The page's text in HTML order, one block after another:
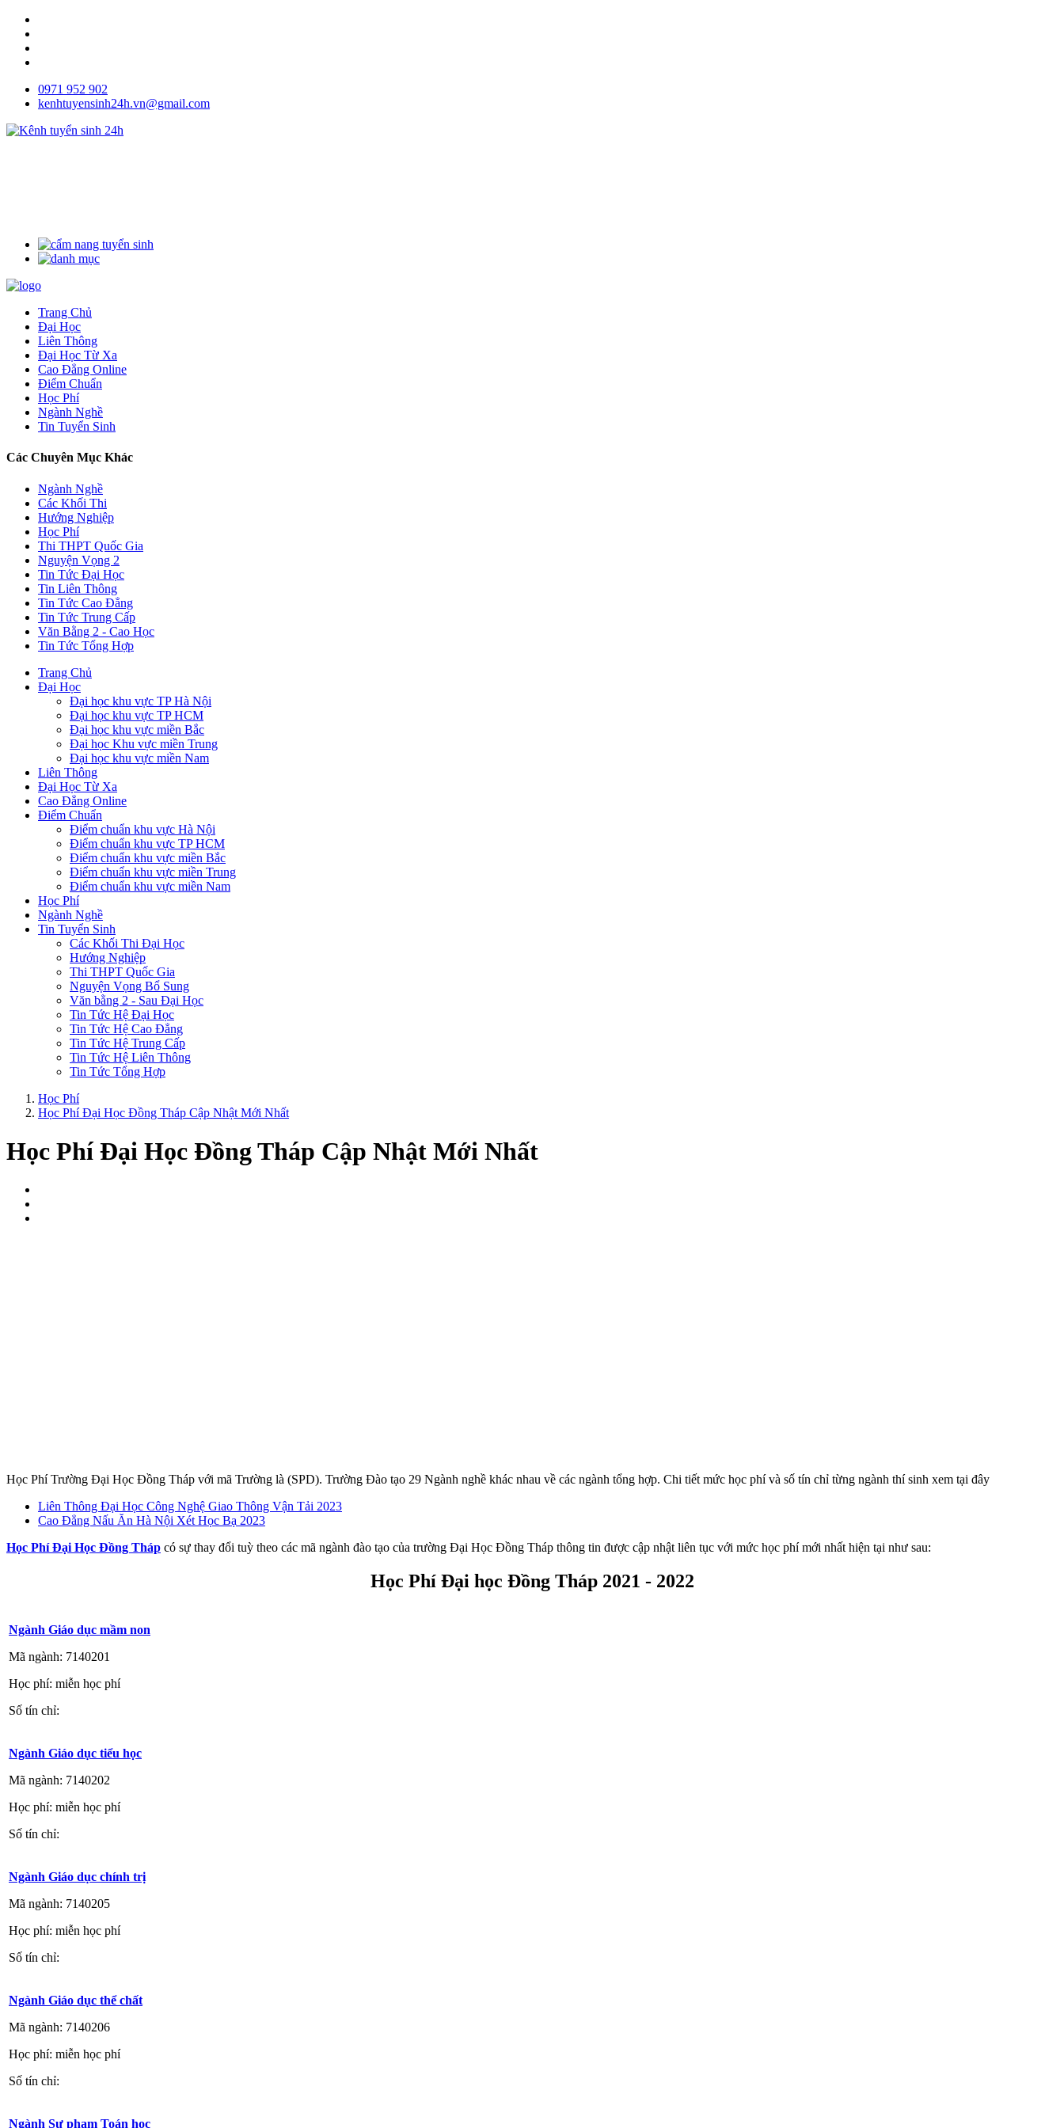
0971 952 902
kenhtuyensinh24h.vn@gmail.com
Trang Chủ
Đại Học
Liên Thông
Đại Học Từ Xa
Cao Đẳng Online
Điểm Chuẩn
Học Phí
Ngành Nghề
Tin Tuyển Sinh
Các Chuyên Mục Khác
Ngành Nghề
Các Khối Thi
Hướng Nghiệp
Học Phí
Thi THPT Quốc Gia
Nguyện Vọng 2
Tin Tức Đại Học
Tin Liên Thông
Tin Tức Cao Đẳng
Tin Tức Trung Cấp
Văn Bằng 2 - Cao Học
Tin Tức Tổng Hợp
Trang Chủ
Đại Học
Đại học khu vực TP Hà Nội
Đại học khu vực TP HCM
Đại học khu vực miền Bắc
Đại học Khu vực miền Trung
Đại học khu vực miền Nam
Liên Thông
Đại Học Từ Xa
Cao Đẳng Online
Điểm Chuẩn
Điểm chuẩn khu vực Hà Nội
Điểm chuẩn khu vực TP HCM
Điểm chuẩn khu vực miền Bắc
Điểm chuẩn khu vực miền Trung
Điểm chuẩn khu vực miền Nam
Học Phí
Ngành Nghề
Tin Tuyển Sinh
Các Khối Thi Đại Học
Hướng Nghiệp
Thi THPT Quốc Gia
Nguyện Vọng Bổ Sung
Văn bằng 2 - Sau Đại Học
Tin Tức Hệ Đại Học
Tin Tức Hệ Cao Đẳng
Tin Tức Hệ Trung Cấp
Tin Tức Hệ Liên Thông
Tin Tức Tổng Hợp
Học Phí
Học Phí Đại Học Đồng Tháp Cập Nhật Mới Nhất
Học Phí Đại Học Đồng Tháp Cập Nhật Mới Nhất
Học Phí Trường Đại Học Đồng Tháp với mã Trường là (SPD). Trường Đào tạo 29 Ngành nghề khác nhau về các ngành tổng hợp. Chi tiết mức học phí và số tín chỉ từng ngành thí sinh xem tại đây
Liên Thông Đại Học Công Nghệ Giao Thông Vận Tải 2023
Cao Đẳng Nấu Ăn Hà Nội Xét Học Bạ 2023
Học Phí Đại Học Đồng Tháp có sự thay đổi tuỳ theo các mã ngành đào tạo của trường Đại Học Đồng Tháp thông tin được cập nhật liên tục với mức học phí mới nhất hiện tại như sau:
Học Phí Đại học Đồng Tháp 2021 - 2022
Ngành Giáo dục mầm non
Mã ngành: 7140201
Học phí: miễn học phí
Số tín chỉ:
Ngành Giáo dục tiểu học
Mã ngành: 7140202
Học phí: miễn học phí
Số tín chỉ:
Ngành Giáo dục chính trị
Mã ngành: 7140205
Học phí: miễn học phí
Số tín chỉ:
Ngành Giáo dục thể chất
Mã ngành: 7140206
Học phí: miễn học phí
Số tín chỉ:
Ngành Sư phạm Toán học